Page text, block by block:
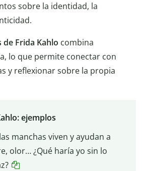
sobre la identidad, la
de Frida Kahlo combina
lo que permite conectar con
y reflexionar sobre la propia
ejemplos
manchas viven y ayudan a
olor… ¿Qué haría yo sin lo